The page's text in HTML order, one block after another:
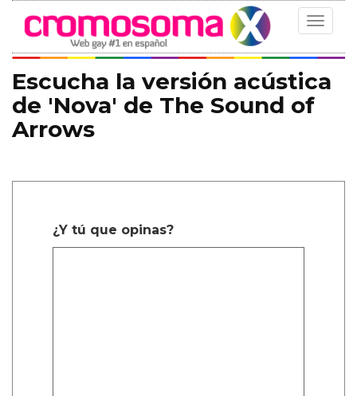
Toggle
Escucha la versión acústica
de 'Nova' de The Sound of
Arrows
¿Y tú que opinas?